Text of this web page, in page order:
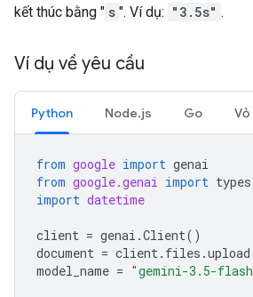
kết thúc bằng " s ". Ví dụ: "3.5s" .
Ví dụ về yêu cầu
Python Node.js Go Vỏ
from google import genai
from google.genai import types
import datetime
client = genai .Client()
document = client. files .upload
model_name = "gemini-3.5-